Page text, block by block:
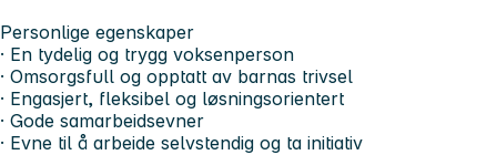
Personlige egenskaper
· En tydelig og trygg voksenperson
· Omsorgsfull og opptatt av barnas trivsel
· Engasjert, fleksibel og løsningsorientert
· Gode samarbeidsevner
· Evne til å arbeide selvstendig og ta initiativ